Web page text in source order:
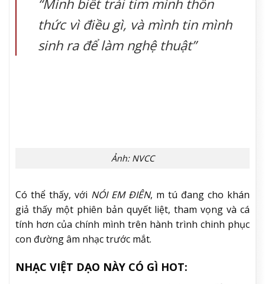
Việc mạnh dạn thử sức với Pop Punk, kết hợp yếu tố
anime cùng tinh thần thời trang đường phố cho
thấy m tú đang sẵn sàng bước ra khỏi vùng an toàn
nàng trong trẻo, nhẹ nhàng của các dự án trước đó.